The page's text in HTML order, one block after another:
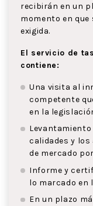
recibirán en un
momento en
exigida.
El servicio de
contiene:
Una visita al
competente
en la
calidades y los
de mercado
Informe y
lo marcado en
En un plazo